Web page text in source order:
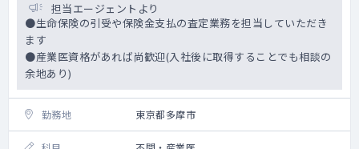
担当エージェントより
●生命保険の引受や保険金支払の査定業務を担当していただき
ます
●産業医資格があれば尚歓迎(入社後に取得することでも相談の
余地あり)
勤務地 東京都多摩市